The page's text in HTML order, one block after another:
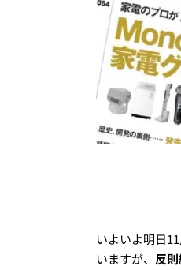
いよいよ明日
いますが、 反